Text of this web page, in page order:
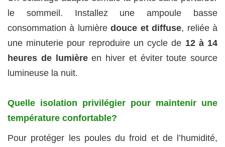
le sommeil. Installez une ampoule basse
consommation à lumièredouce et diffuse, reliée à
une minuterie pour reproduire un cycle de 12 à 14
heures de lumièreen hiver et éviter toute source
lumineuse la nuit.
Quelle isolation privilégier pour maintenir une
température confortable?
Pour protéger les poules du froid et de l’humidité,